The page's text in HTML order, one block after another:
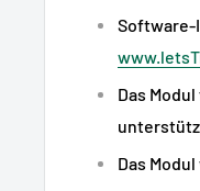
Software-
Das
Das